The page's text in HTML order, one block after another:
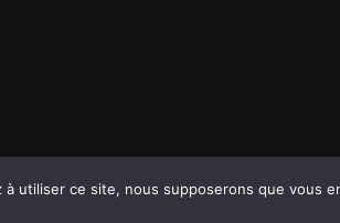
utiliser ce site, nous supposerons que vous